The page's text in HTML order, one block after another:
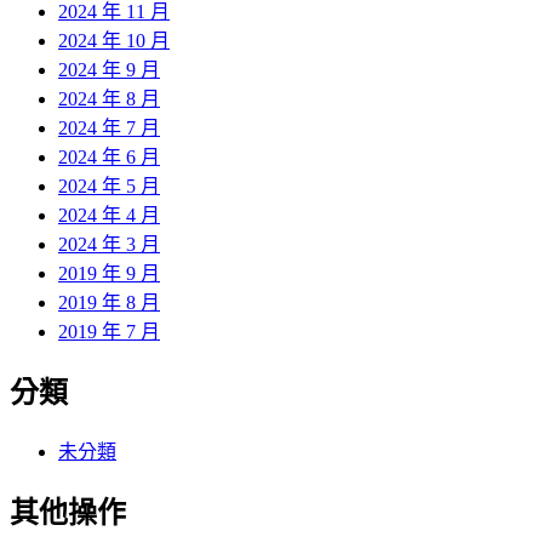
2024 年 11 月
2024 年 10 月
2024 年 9 月
2024 年 8 月
2024 年 7 月
2024 年 6 月
2024 年 5 月
2024 年 4 月
2024 年 3 月
2019 年 9 月
2019 年 8 月
2019 年 7 月
分類
未分類
其他操作